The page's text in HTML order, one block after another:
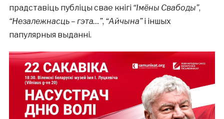
прадставіць публіцы свае кнігі “Імёны Свабоды”,
“Незалежнасць – гэта…”, “Айчына”і іншых
папулярныя выданні.